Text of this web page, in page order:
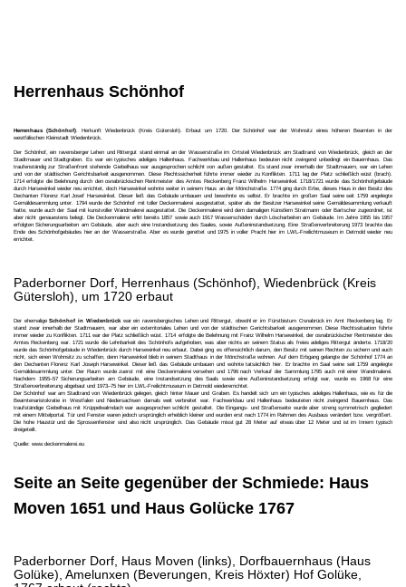
Herrenhaus Schönhof
Herrenhaus (Schönhof). Herkunft Wiedenbrück (Kreis Gütersloh). Erbaut um 1720. Der Schönhof war der Wohnsitz eines höheren Beamten in der
westfälischen Kleinstadt Wiedenbrück.
Der Schönhof, ein ravensberger Lehen und Rittergut stand einmal an der Wasserstraße im Ortsteil Wiedenbrück am Stadtrand von Wiedenbrück, gleich an der
Stadtmauer und Stadtgraben. Es war ein typisches adeliges Hallenhaus. Fachwerkbau und Hallenhaus bedeuten nicht zwingend unbedingt ein Bauernhaus. Das
traufenständig zur Straßenfront stehende Giebelhaus war ausgesprochen schlicht von außen gestaltet. Es stand zwar innerhalb der Stadtmauern, war ein Lehen
und von der städtischen Gerichtsbarkeit ausgenommen. Diese Rechtssicherheit führte immer wieder zu Konflikten. 1711 lag der Platz schließlich wüst (brach).
1714 erfolgte die Belehnung durch den osnabrückischen Rentmeister des Amtes Reckenberg Franz Wilhelm Harsewinkel. 1718/1721 wurde das Schönhofgebäude
durch Harsewinkel wieder neu errichtet, doch Harsewinkel wohnte weiter in seinem Haus an der Mönchstraße. 1774 ging durch Erbe, dieses Haus in den Besitz des
Dechanten Florenz Karl Josef Harsewinkel. Dieser ließ das Gebäude umbauen und bewohnte es selbst. Er brachte im großen Saal seine seit 1759 angelegte
Gemäldesammlung unter. 1794 wurde der Schönhof mit toller Deckenmalerei ausgestattet, später als der Besitzer Harsewinkel seine Gemäldesammlung verkauft
hatte, wurde auch der Saal mit kunstvoller Wandmalerei ausgestattet. Die Deckenmalerei wird dem damaligen Künstlern Stratmann oder Bartscher zugeordnet, ist
aber nicht genauestens belegt. Die Deckenmalerei erlitt bereits 1857 sowie auch 1917 Wasserschäden durch Löscharbeiten am Gebäude. Im Jahre 1955 bis 1957
erfolgten Sicherungsarbeiten am Gebäude, aber auch eine Instandsetzung des Saales, sowie Außeninstandsetzung. Eine Straßenverbreiterung 1973 brachte das
Ende des Schönhofgebäudes hier an der Wasserstraße. Aber es wurde gerettet und 1975 in voller Pracht hier im LWL-Freilichtmuseum in Detmold wieder neu
errichtet.
Paderborner Dorf, Herrenhaus (Schönhof), Wiedenbrück (Kreis
Gütersloh), um 1720 erbaut
Der ehemaligeSchönhof in Wiedenbrückwar ein ravensbergisches Lehen und Rittergut, obwohl er im Fürstbistum Osnabrück im Amt Reckenberg lag. Er
stand zwar innerhalb der Stadtmauern, war aber ein exterritoriales Lehen und von der städtischen Gerichtsbarkeit ausgenommen. Diese Rechtssituation führte
immer wieder zu Konflikten. 1711 war der Platz schließlich wüst. 1714 erfolgte die Belehnung mit Franz Wilhelm Harsewinkel, der osnabrückischer Rentmeister des
Amtes Reckenberg war. 1721 wurde die Lehnbarkeit des Schönhofs aufgehoben, was aber nichts an seinem Status als freies adeliges Rittergut änderte. 1718/20
wurde das Schönhofgebäude in Wiedenbrück durch Harsewinkel neu erbaut. Dabei ging es offensichtlich darum, den Besitz mit seinen Rechten zu sichern und auch
nicht, sich einen Wohnsitz zu schaffen, denn Harsewinkel blieb in seinem Stadthaus in der Mönchstraße wohnen. Auf dem Erbgang gelangte der Schönhof 1774 an
den Dechanten Florenz Karl Joseph Harsewinkel. Dieser ließ das Gebäude umbauen und wohnte tatsächlich hier. Er brachte im Saal seine seit 1759 angelegte
Gemäldesammlung unter. Der Raum wurde zuerst mit eine Deckenmalerei versehen und 1796 nach Verkauf der Sammlung 1795 auch mit einer Wandmalerei.
Nachdem 1955–57 Sicherungsarbeiten am Gebäude, eine Instandsetzung des Saals sowie eine Außeninstandsetzung erfolgt war, wurde es 1968 für eine
Straßenverbreiterung abgebaut und 1973–75 hier im LWL-Freilichtmuseum in Detmold wiedererrichtet.
Der Schönhof war am Stadtrand von Wiedenbrück gelegen, gleich hinter Mauer und Graben. Es handelt sich um ein typisches adeliges Hallenhaus, wie es für die
Beamtenaristokratie in Westfalen und Niedersachsen damals weit verbreitet war. Fachwerkbau und Hallenhaus bedeuteten nicht zwingend Bauernhaus. Das
traufständige Giebelhaus mit Krüppelwalmdach war ausgesprochen schlicht gestaltet. Die Eingangs- und Straßenseite wurde aber streng symmetrisch gegliedert
mit einem Mittelportal. Tür und Fenster waren jedoch ursprünglich erheblich kleiner und wurden erst nach 1774 im Rahmen des Ausbaus verändert bzw. vergrößert.
Die hohe Haustür und die Sprossenfenster sind also nicht ursprünglich. Das Gebäude misst gut 28 Meter auf etwas über 12 Meter und ist im Innern typisch
dreigeteilt.
Quelle: www.deckenmalerei.eu
Seite an Seite gegenüber der Schmiede: Haus
Moven 1651 und Haus Golücke 1767
Paderborner Dorf, Haus Moven (links), Dorfbauernhaus (Haus
Golüke), Amelunxen (Beverungen, Kreis Höxter) Hof Golüke,